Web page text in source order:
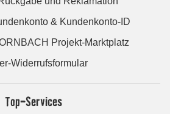
& Kundenkonto-ID
Projekt-Marktplatz
Widerrufsformular
Top-Services